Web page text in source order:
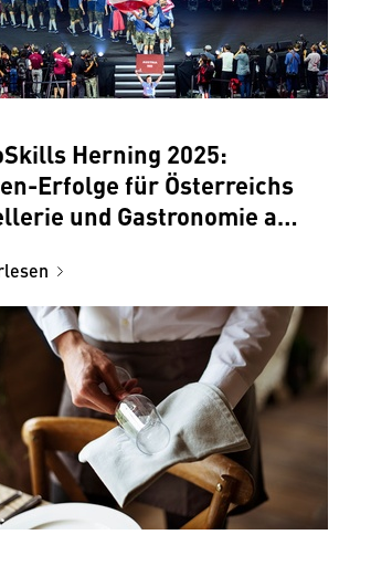
Herning 2025:
Erfolge für Österreichs
und Gastronomie auf